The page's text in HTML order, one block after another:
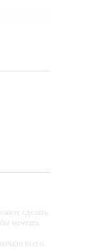
сделать
мечтать.
всего.